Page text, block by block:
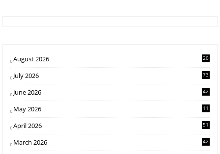
August 2026 20
July 2026 73
June 2026 42
May 2026
11
April 2026 51
March 2026 42